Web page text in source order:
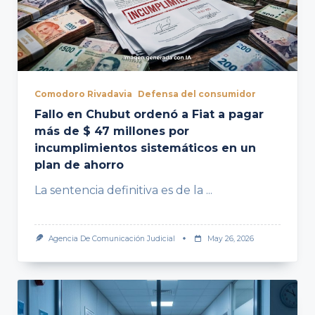
Comodoro Rivadavia Defensa del consumidor
Fallo en Chubut ordenó a Fiat a pagar
más de $ 47 millones por
incumplimientos sistemáticos en un
plan de ahorro
La sentencia definitiva es de la ...
Agencia De Comunicación Judicial May 26, 2026